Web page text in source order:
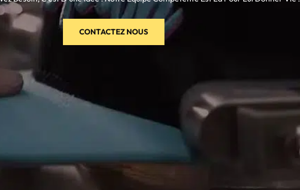
CONTACTEZ NOUS